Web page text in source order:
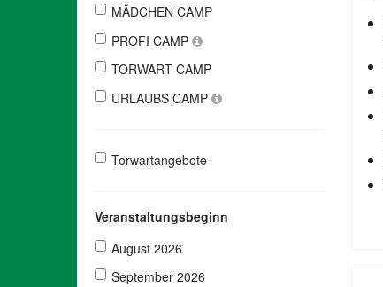
MÄDCHEN CAMP
PROFI CAMP
TORWART CAMP
URLAUBS CAMP
Torwartangebote
Veranstaltungsbeginn
August 2026
September 2026